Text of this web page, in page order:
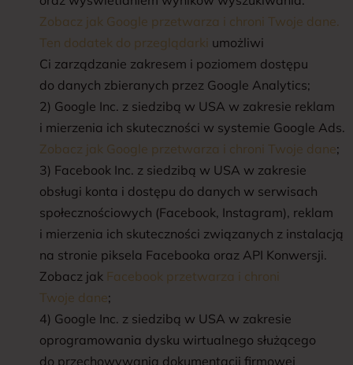
Zobacz jak Google przetwarza i chroni Twoje dane.
Ten dodatek do przeglądarki umożliwi
Ci zarządzanie zakresem i poziomem dostępu
do danych zbieranych przez Google Analytics;
2) Google Inc. z siedzibą w USA w zakresie reklam
i mierzenia ich skuteczności w systemie Google Ads.
Zobacz jak Google przetwarza i chroni Twoje dane;
3) Facebook Inc. z siedzibą w USA w zakresie
obsługi konta i dostępu do danych w serwisach
społecznościowych (Facebook, Instagram), reklam
i mierzenia ich skuteczności związanych z instalacją
na stronie piksela Facebooka oraz API Konwersji.
Zobacz jak Facebook przetwarza i chroni
Twoje dane;
4) Google Inc. z siedzibą w USA w zakresie
oprogramowania dysku wirtualnego służącego
do przechowywania dokumentacji firmowej